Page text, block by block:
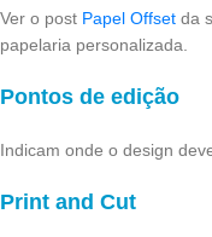
Ver o post Papel Offset da
papelaria personalizada.
Pontos de edição
Indicam onde o design
Print and Cut